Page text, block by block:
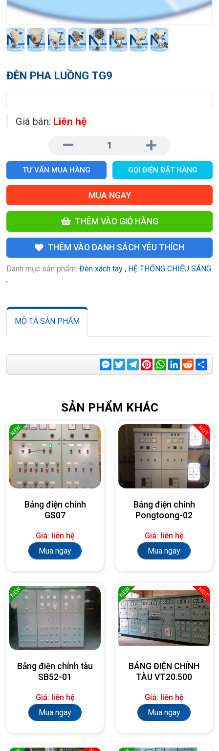
ĐÈN PHA LUỒNG TG9
Giá bán: Liên hệ
TƯ VẤN MUA HÀNG GỌI ĐIỆN ĐẶT HÀNG
MUA NGAY
THÊM VÀO GIỎ HÀNG
THÊM VÀO DANH SÁCH YÊU THÍCH
Danh mục sản phẩm: Đèn xách tay , HỆ THỐNG CHIẾU SÁNG
,
MÔ TẢ SẢN PHẨM
Messenger
TwitterTelegram
Pinterest
WhatsApp
LinkedIn
Reddit
SẢN PHẨM KHÁC
NEW
Bảng điện chính
GS07
Giá: liên hệ
Mua ngay
HOT
Bảng điện chính
Pongtoong-02
Giá: liên hệ
Mua ngay
NEW
Bảng điện chính tàu
SB52-01
Giá: liên hệ
Mua ngay
NEW HOT
BẢNG ĐIỆN CHÍNH
TÀU VT20.500
Giá: liên hệ
Mua ngay